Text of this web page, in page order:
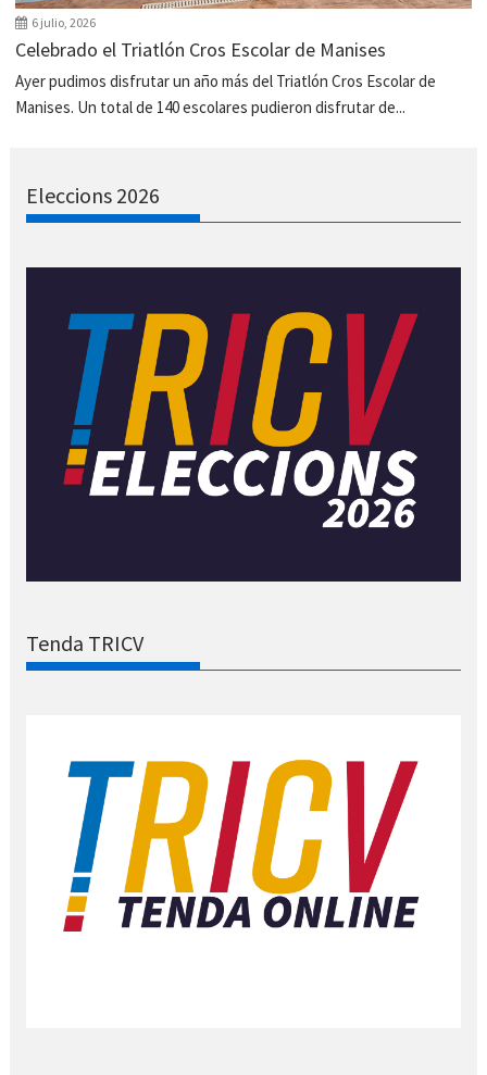
6 julio, 2026
Celebrado el Triatlón Cros Escolar de Manises
Ayer pudimos disfrutar un año más del Triatlón Cros Escolar de
Manises. Un total de 140 escolares pudieron disfrutar de...
Eleccions 2026
Tenda TRICV